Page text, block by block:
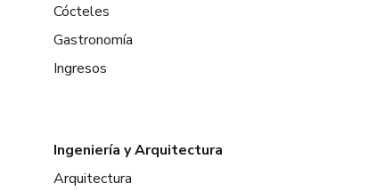
Cócteles
Gastronomía
Ingresos
Ingeniería y Arquitectura
Arquitectura